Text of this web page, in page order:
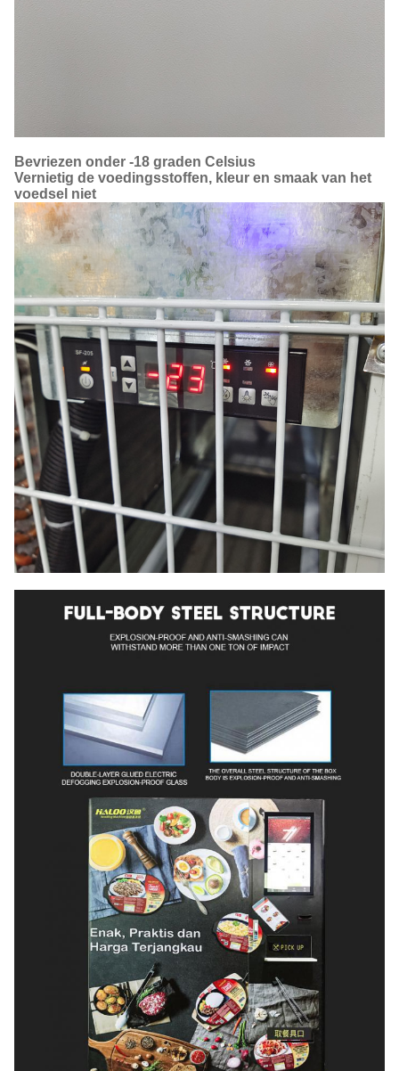
Bevriezen onder -18 graden Celsius
Vernietig de voedingsstoffen, kleur en smaak van het
voedsel niet